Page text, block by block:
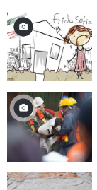
25
seconds